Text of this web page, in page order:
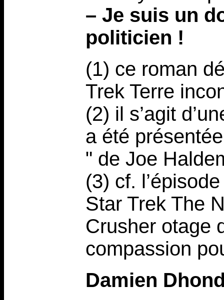
– Je suis un
politicien !
(1) ce roman
Trek Terre
(2) il s’agit
a été
" de Joe
(3) cf.
Star Trek The
Crusher otage
compassion
Damien